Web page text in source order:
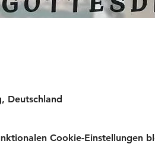
Deutschland
Cookie-Einstellungen